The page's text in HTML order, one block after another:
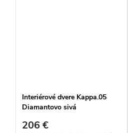
Interiérové dvere Kappa.05
Diamantovo sivá
206 €